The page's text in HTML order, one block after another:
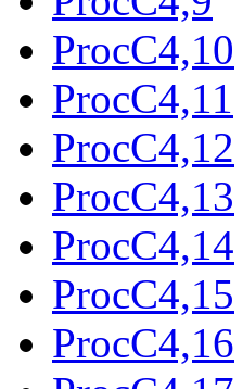
ProcC4,10
ProcC4,11
ProcC4,12
ProcC4,13
ProcC4,14
ProcC4,15
ProcC4,16